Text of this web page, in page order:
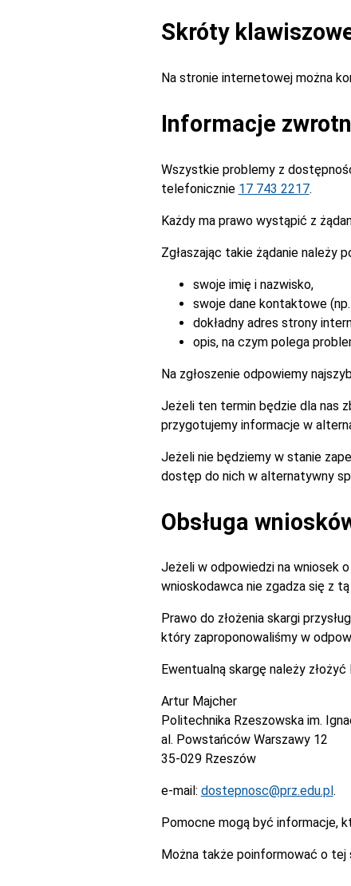
Skróty
Na stronie internetowej można
Informacje
Wszystkie problemy z
telefonicznie 17 743 2217.
Każdy ma prawo wystąpić z
Zgłaszając takie żądanie należy
swoje imię i nazwisko,
swoje dane kontaktowe
dokładny adres strony
opis, na czym polega
Na zgłoszenie odpowiemy
Jeżeli ten termin będzie dla nas
przygotujemy informacje w
Jeżeli nie będziemy w stanie
dostęp do nich w alternatywny
Obsługa
Jeżeli w odpowiedzi na wniosek
wnioskodawca nie zgadza się z
Prawo do złożenia skargi
który zaproponowaliśmy w
Ewentualną skargę należy
Artur Majcher
Politechnika Rzeszowska im.
al. Powstańców Warszawy 12
35-029 Rzeszów
e-mail: dostepnosc@prz.edu.pl .
Pomocne mogą być informacje,
Można także poinformować o tej